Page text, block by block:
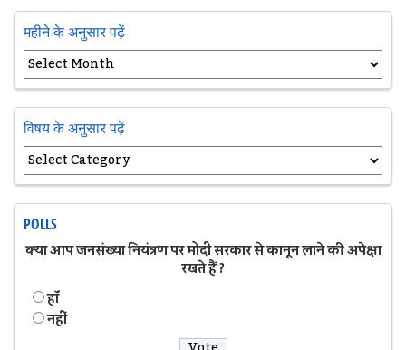
महीने के अनुसार पढ़ें
विषय के अनुसार पढ़ें
POLLS
क्या आप जनसंख्या नियंत्रण पर मोदी सरकार से कानून लाने की अपेक्षा
रखते हैं ?
हॉं
नहीं